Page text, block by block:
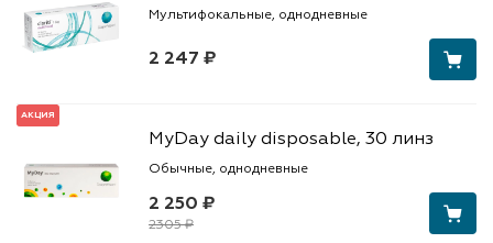
2 247 ₽
Мультифокальные, однодневные
АКЦИЯ
2 250 ₽
2305 ₽
MyDay daily disposable, 30 линз
Обычные, однодневные